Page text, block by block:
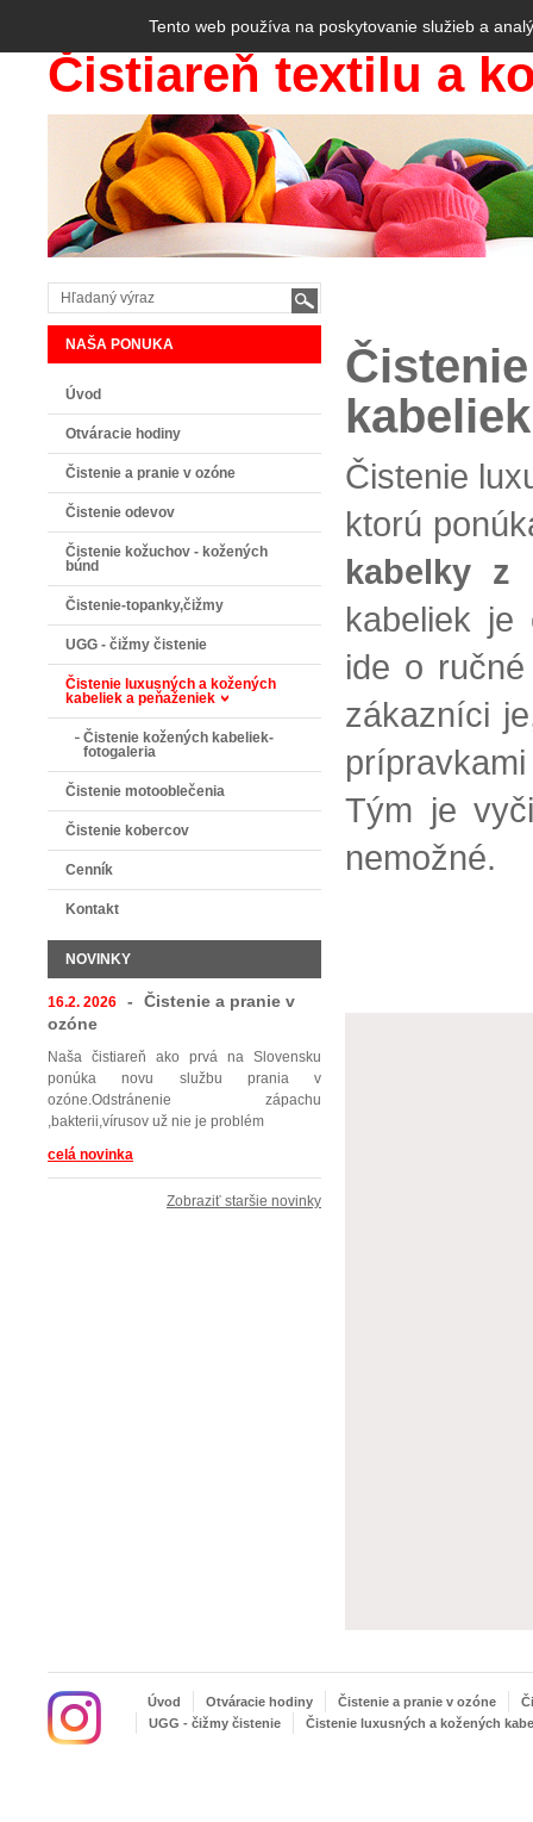
Čistiareň textilu a
NAŠA PONUKA
Úvod
Otváracie hodiny
Čistenie a pranie v ozóne
Čistenie odevov
Čistenie kožuchov - kožených
búnd
Čistenie-topanky,čižmy
UGG - čižmy čistenie
Čistenie luxusných a kožených
kabeliek a peňaženiek
Čistenie kožených kabeliek-
fotogaleria
Čistenie motooblečenia
Čistenie kobercov
Cenník
Kontakt
NOVINKY
16.2. 2026 -
Čistenie a pranie v
ozóne
Naša čistiareň ako prvá na Slovensku
ponúka novu službu prania v
ozóne.Odstránenie zápachu
,bakterii,vírusov už nie je problém
celá novinka
Zobraziť staršie novinky
Čistenie
ktorú
kabelky z
kabeliek je
ide o
zákazníci
Tým je
nemožné.
Úvod Otváracie hodiny Čistenie a pranie v ozóne
UGG - čižmy čistenie
Čistenie luxusných a kožených
Tento web používa na poskytovanie služieb a